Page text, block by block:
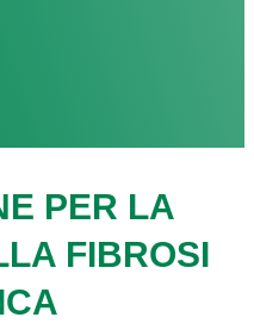
PER LA
FIBROSI